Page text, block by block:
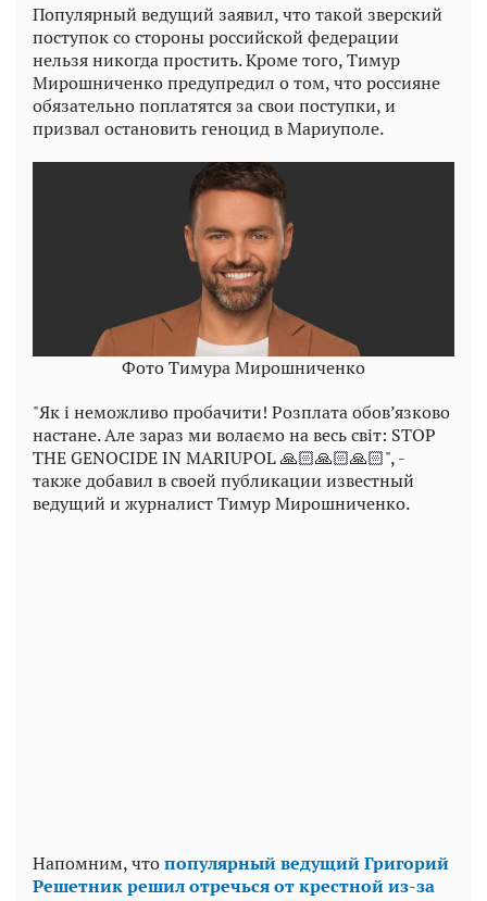
Популярный ведущий заявил, что такой зверский
поступок со стороны российской федерации
нельзя никогда простить. Кроме того, Тимур
Мирошниченко предупредил о том, что россияне
обязательно поплатятся за свои поступки, и
призвал остановить геноцид в Мариуполе.
Фото Тимура Мирошниченко
"Як і неможливо пробачити! Розплата обов’язково
настане. Але зараз ми волаємо на весь світ: STOP
THE GENOCIDE IN MARIUPOL 🙏🏻🙏🏻🙏🏻", -
также добавил в своей публикации известный
ведущий и журналист Тимур Мирошниченко.
Напомним, чтопопулярный ведущий Григорий
Решетник решил отречься от крестной из-за